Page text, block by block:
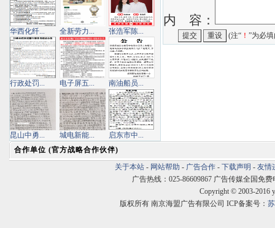
内 容：
(注“ ！ ”为必
华西化纤... 全新劳力... 张浩军陈...
行政处罚... 电子屏五... 南油船员...
昆山中勇... 城电新能...
启东市中...
合作单位 (官方战略合作伙伴)
关于本站 - 网站帮助 - 广告合作 - 下载声明 - 友情
广告热线：025-86609867 广告传媒全国免费
Copyright © 2003-2016
版权所有 南京海盟广告有限公司 ICP备案号：